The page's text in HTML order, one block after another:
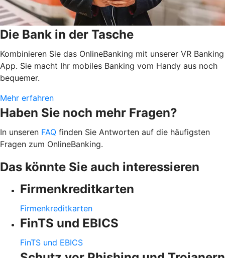
Die Bank in der Tasche
Kombinieren Sie das OnlineBanking mit unserer VR Banking
App. Sie macht Ihr mobiles Banking vom Handy aus noch
bequemer.
Mehr erfahren
Haben Sie noch mehr Fragen?
In unseren FAQ finden Sie Antworten auf die häufigsten
Fragen zum OnlineBanking.
Das könnte Sie auch interessieren
Firmenkreditkarten
Firmenkreditkarten
FinTS und EBICS
FinTS und EBICS